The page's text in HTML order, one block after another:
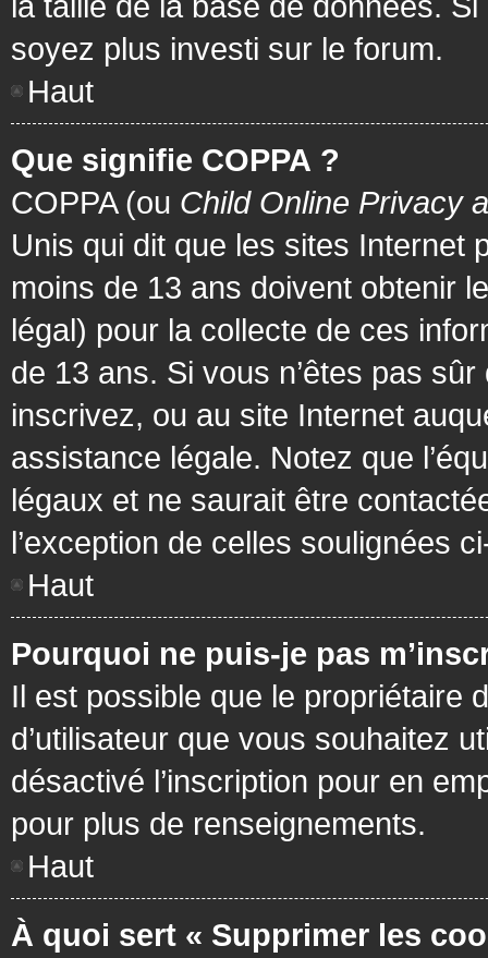
soyez plus investi sur le forum.
Haut
Que signifie COPPA ?
COPPA (ou Child Online Privacy
Unis qui dit que les sites Internet
moins de 13 ans doivent obtenir
légal) pour la collecte de ces
de 13 ans. Si vous n’êtes pas
inscrivez, ou au site Internet
assistance légale. Notez que
légaux et ne saurait être
l’exception de celles soulignées
Haut
Pourquoi ne puis-je pas
Il est possible que le propriétaire
d’utilisateur que vous souhaitez
désactivé l’inscription pour en
pour plus de renseignements.
Haut
À quoi sert « Supprimer les